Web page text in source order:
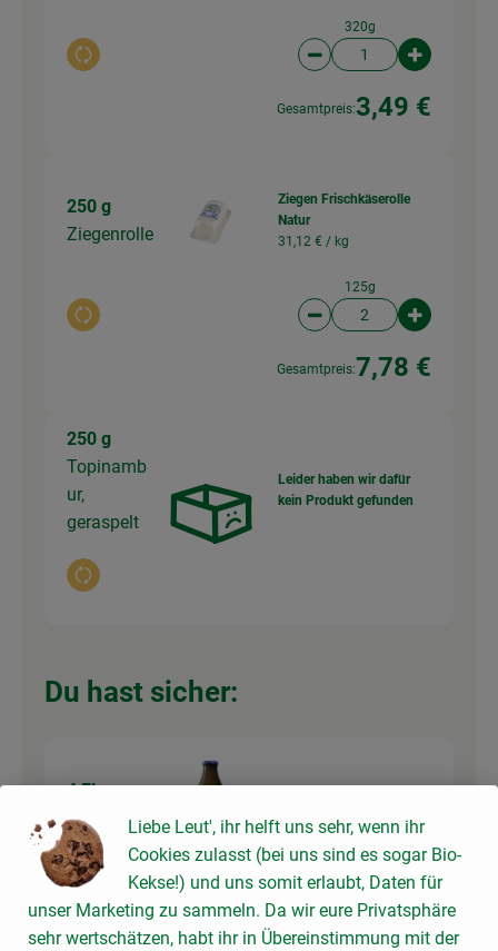
Auswahl ändern
320g
Artikelanzahl
Gesamtpreis:3,49 €
250 g
Ziegenrolle
Auswahl ändern
Ziegen Frischkäserolle
Natur
31,12 € / kg
125g
Artikelanzahl
Gesamtpreis:7,78 €
250 g
Topinamb
ur,
geraspelt
Auswahl ändern
Leider haben wir dafür
kein Produkt gefunden
Du hast sicher:
4 EL
Milch
Auswahl ändern Artikelanzahl
Liebe Leut', ihr helft uns sehr, wenn ihr
Cookies zulasst (bei uns sind es sogar Bio-
Kekse!) und uns somit erlaubt, Daten für
unser Marketing zu sammeln. Da wir eure Privatsphäre
sehr wertschätzen, habt ihr in Übereinstimmung mit der